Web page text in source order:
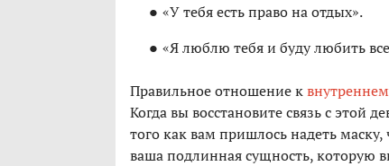
«У тебя есть право на отдых».
«Я люблю тебя и буду любить
Правильное отношение к
Когда вы восстановите связь с этой
того как вам пришлось надеть
ваша подлинная сущность, которую